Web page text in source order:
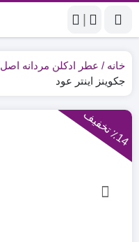
خانه عطر ادکلن مردانه اصل
جکوینز اینتر عود
٪
1
4
ت
خ
ف
ی
ف